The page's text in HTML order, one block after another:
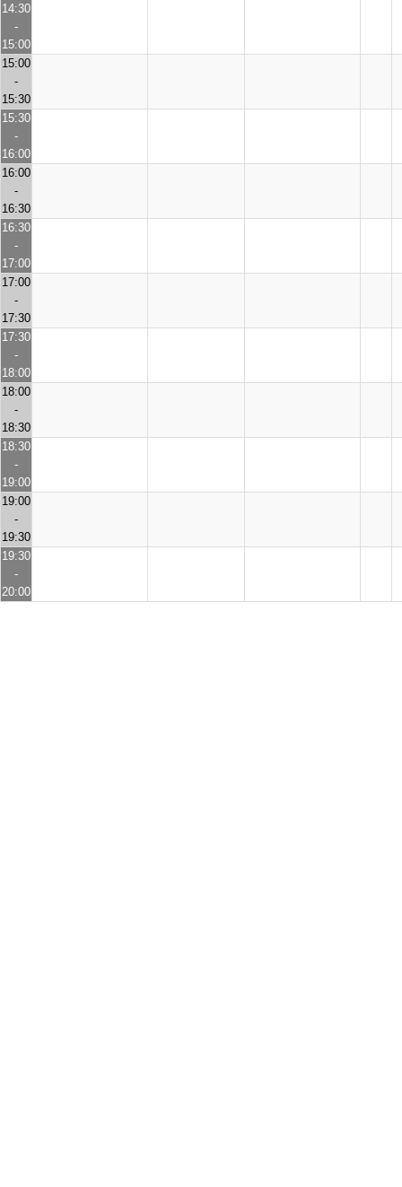
14:30
-
15:00
15:00
-
15:30
15:30
-
16:00
16:00
-
16:30
16:30
-
17:00
17:00
-
17:30
17:30
-
18:00
18:00
-
18:30
18:30
-
19:00
19:00
-
19:30
19:30
-
20:00